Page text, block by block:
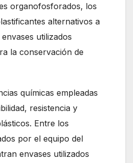
organofosforados, los
alternativos a
utilizados
la conservación de
químicas empleadas
resistencia y
Entre los
por el equipo del
envases utilizados